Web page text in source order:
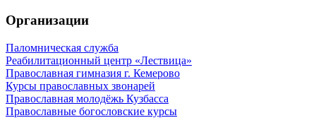
Организации
Паломническая служба
Реабилитационный центр «Лествица»
Православная гимназия г. Кемерово
Курсы православных звонарей
Православная молодёжь Кузбасса
Православные богословские курсы